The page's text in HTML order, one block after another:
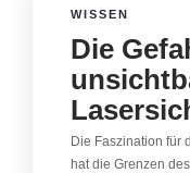
WISSEN
Die
Die Faszination für
hat die Grenzen